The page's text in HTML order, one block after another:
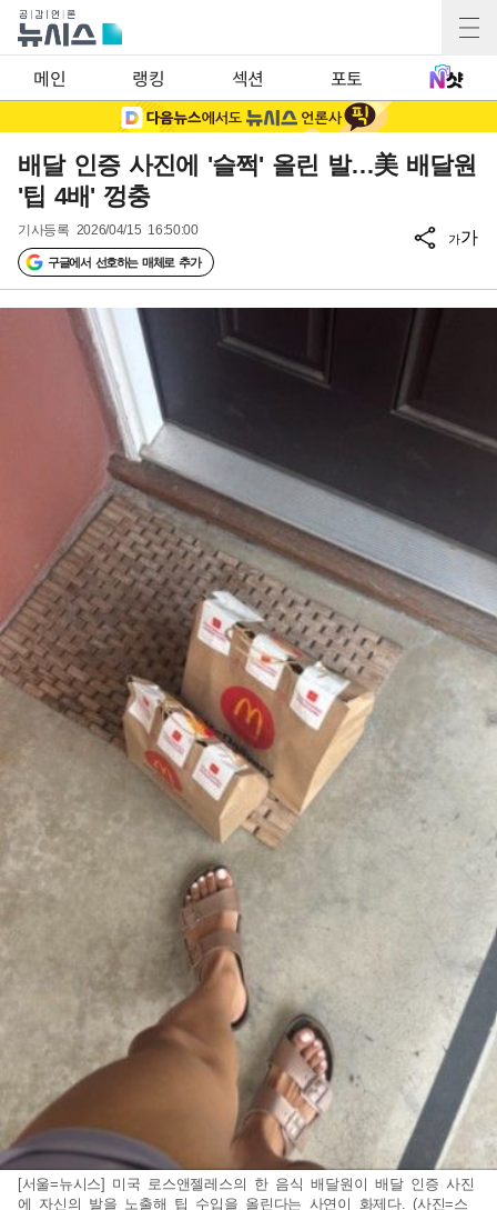
메인 랭킹 섹션 포토
배달 인증 사진에 '슬쩍' 올린 발…美 배달원
'팁 4배' 껑충
기사등록 2026/04/15 16:50:00
구글에서 선호하는 매체로 추가
가가
[서울=뉴시스] 미국 로스앤젤레스의 한 음식 배달원이 배달 인증 사진
에 자신의 발을 노출해 팁 수입을 올린다는 사연이 화제다. (사진=스